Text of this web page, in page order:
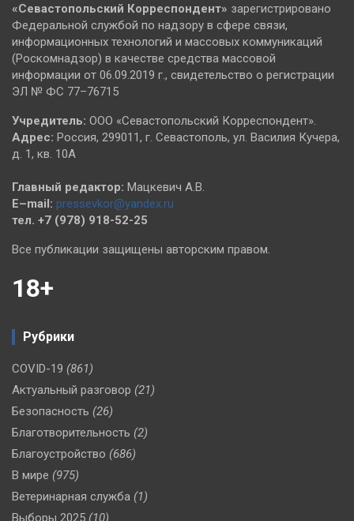
«Севастопольский Корреспондент» зарегистрировано
Федеральной службой по надзору в сфере связи,
информационных технологий и массовых коммуникаций
(Роскомнадзор) в качестве средства массовой
информации от 06.09.2019 г., свидетельство о регистрации
ЭЛ № ФС 77–76715
Учредитель: ООО «Севастопольский Корреспондент».
Адрес: Россия, 299011, г. Севастополь, ул. Василия Кучера,
д. 1, кв. 10А
Главный редактор: Мацкевич А.В.
E–mail: pressevkor@yandex.ru
тел. +7 (978) 918-52-25
Все публикации защищены авторским правом.
18+
Рубрики
COVID-19 (861)
Актуальный разговор (21)
Безопасность (26)
Благотворительность (2)
Благоустройство (686)
В мире (975)
Ветеринарная служба (1)
Выборы 2025 (10)